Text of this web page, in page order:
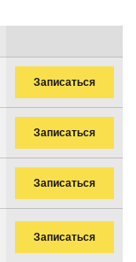
Записаться
Записаться
Записаться
Записаться